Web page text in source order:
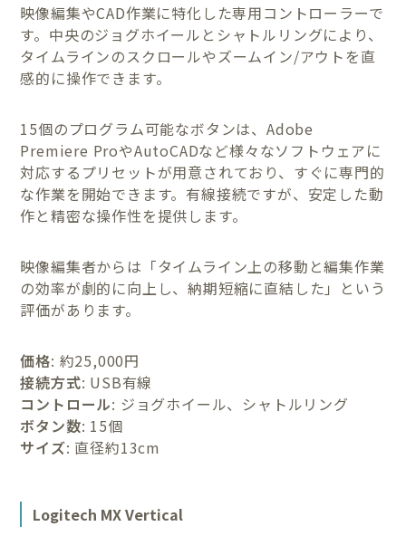
映像編集やCAD作業に特化した専用コントローラーで
す。中央のジョグホイールとシャトルリングにより、
タイムラインのスクロールやズームイン/アウトを直
感的に操作できます。
15個のプログラム可能なボタンは、Adobe
Premiere ProやAutoCADなど様々なソフトウェアに
対応するプリセットが用意されており、すぐに専門的
な作業を開始できます。有線接続ですが、安定した動
作と精密な操作性を提供します。
映像編集者からは「タイムライン上の移動と編集作業
の効率が劇的に向上し、納期短縮に直結した」という
評価があります。
価格: 約25,000円
接続方式: USB有線
コントロール: ジョグホイール、シャトルリング
ボタン数: 15個
サイズ: 直径約13cm
Logitech MX Vertical